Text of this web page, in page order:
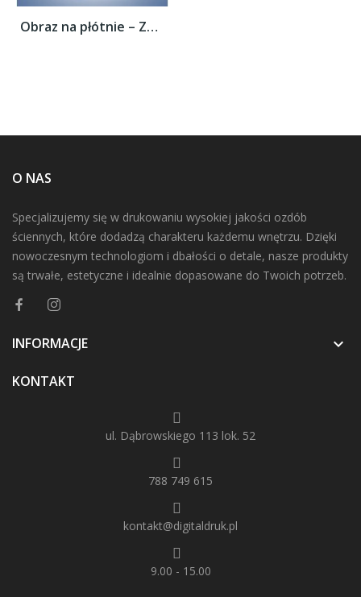
Obraz na płótnie – Zabytkowe Gastown w...
O NAS
Specjalizujemy się w drukowaniu wysokiej jakości ozdób
ściennych, które dodadzą charakteru każdemu wnętrzu. Dzięki
nowoczesnym technologiom i dbałości o detale, nasze produkty
są trwałe, estetyczne i idealnie dopasowane do Twoich potrzeb.
INFORMACJE 
KONTAKT
ul. Dąbrowskiego 113 lok. 52
788 749 615
kontakt@digitaldruk.pl
9.00 - 15.00